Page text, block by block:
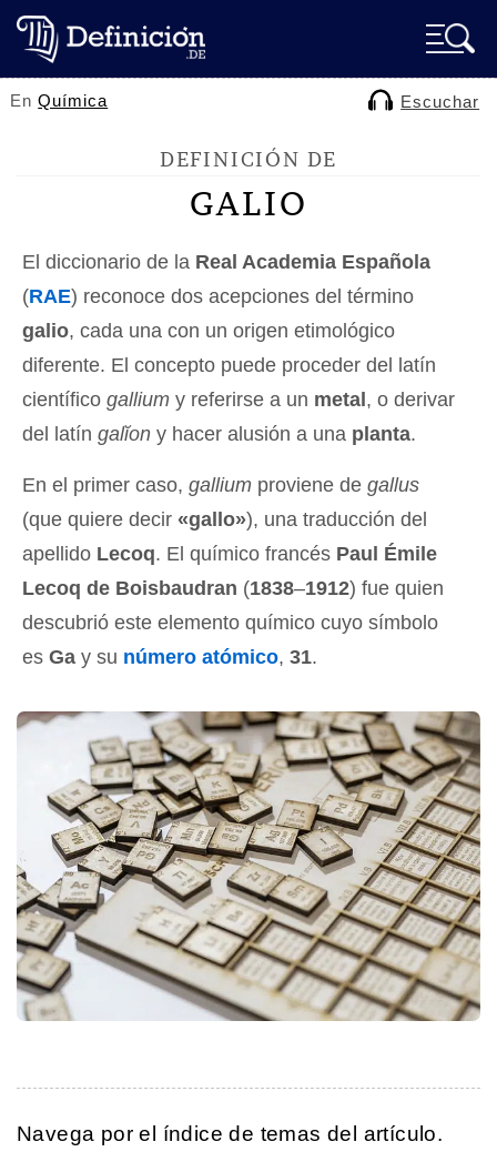
EnQuímica Escuchar
DEFINICIÓN DE
GALIO
El diccionario de la Real Academia Española
(RAE) reconoce dos acepciones del término
galio, cada una con un origen etimológico
diferente. El concepto puede proceder del latín
científico gallium y referirse a un metal , o derivar
del latín galĭon y hacer alusión a una planta.
En el primer caso, gallium proviene de gallus
(que quiere decir «gallo»), una traducción del
apellido Lecoq. El químico francés Paul Émile
Lecoq de Boisbaudran (1838–1912) fue quien
descubrió este elemento químico cuyo símbolo
es Ga y su número atómico, 31.
Navega por el índice de temas del artículo.